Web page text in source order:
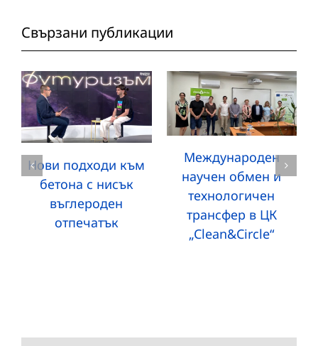
Свързани публикации
Нови подходи към
бетона с нисък
въглероден
отпечатък
Международен
научен обмен и
технологичен
трансфер в ЦК
„Clean&Circle“